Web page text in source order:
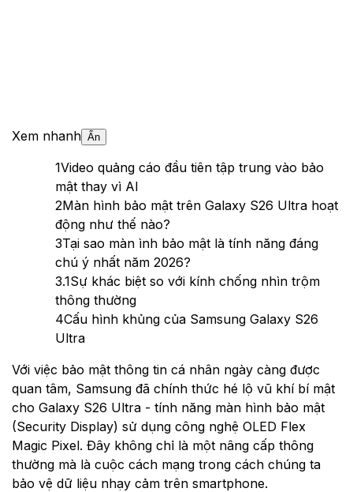
Xem nhanh Ẩn
1Video quảng cáo đầu tiên tập trung vào bảo
mật thay vì AI
2Màn hình bảo mật trên Galaxy S26 Ultra hoạt
động như thế nào?
3Tại sao màn ình bảo mật là tính năng đáng
chú ý nhất năm 2026?
3.1Sự khác biệt so với kính chống nhìn trộm
thông thường
4Cấu hình khủng của Samsung Galaxy S26
Ultra
Với việc bảo mật thông tin cá nhân ngày càng được
quan tâm, Samsung đã chính thức hé lộ vũ khí bí mật
cho Galaxy S26 Ultra - tính năng màn hình bảo mật
(Security Display) sử dụng công nghệ OLED Flex
Magic Pixel. Đây không chỉ là một nâng cấp thông
thường mà là cuộc cách mạng trong cách chúng ta
bảo vệ dữ liệu nhạy cảm trên smartphone.